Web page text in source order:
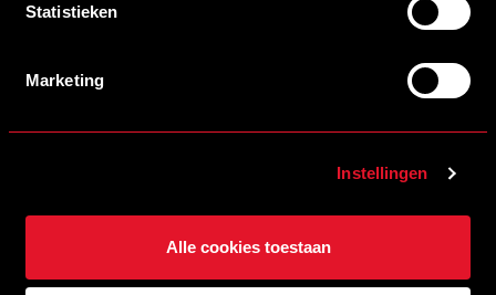
Statistieken
Marketing
Instellingen
Alle cookies toestaan
09/06/2026 12:00
VERSTERK ONZE ACADEMIE!